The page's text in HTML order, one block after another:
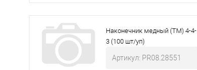
Наконечник медный (ТМ) 4-4-
3 (100 шт/уп)
Артикул: PR08.28551